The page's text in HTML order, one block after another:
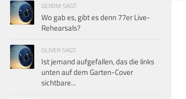
GERDM SAGT:
Wo gab es, gibt es denn 77er Live-
Rehearsals?
OLIVER SAGT:
Ist jemand aufgefallen, das die links
unten auf dem Garten-Cover
sichtbare...